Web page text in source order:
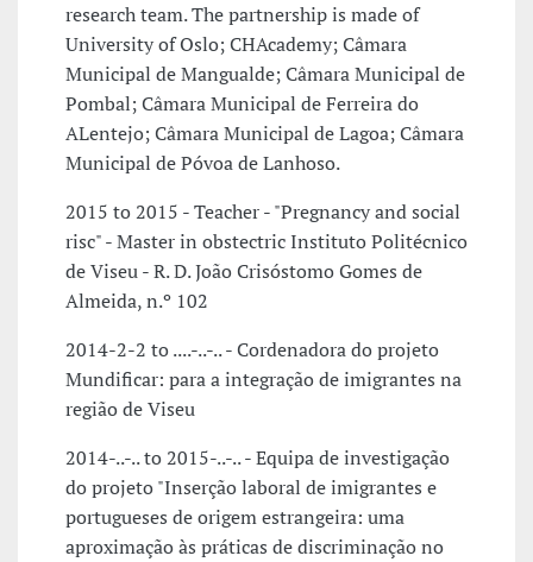
research team. The partnership is made of
University of Oslo; CHAcademy; Câmara
Municipal de Mangualde; Câmara Municipal de
Pombal; Câmara Municipal de Ferreira do
ALentejo; Câmara Municipal de Lagoa; Câmara
Municipal de Póvoa de Lanhoso.
2015 to 2015 - Teacher - "Pregnancy and social
risc" - Master in obstectric Instituto Politécnico
de Viseu - R. D. João Crisóstomo Gomes de
Almeida, n.º 102
2014-2-2 to ....-..-.. - Cordenadora do projeto
Mundificar: para a integração de imigrantes na
região de Viseu
2014-..-.. to 2015-..-.. - Equipa de investigação
do projeto "Inserção laboral de imigrantes e
portugueses de origem estrangeira: uma
aproximação às práticas de discriminação no